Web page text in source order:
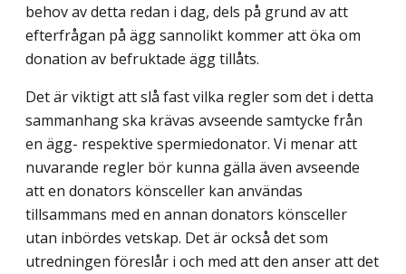
behov av detta redan i dag, dels på grund av att
efterfrågan på ägg sannolikt kommer att öka om
donation av befruktade ägg tillåts.
Det är viktigt att slå fast vilka regler som det i detta
sammanhang ska krävas avseende samtycke från
en ägg- respektive spermiedonator. Vi menar att
nuvarande regler bör kunna gälla även avseende
att en donators könsceller kan användas
tillsammans med en annan donators könsceller
utan inbördes vetskap. Det är också det som
utredningen föreslår i och med att den anser att det